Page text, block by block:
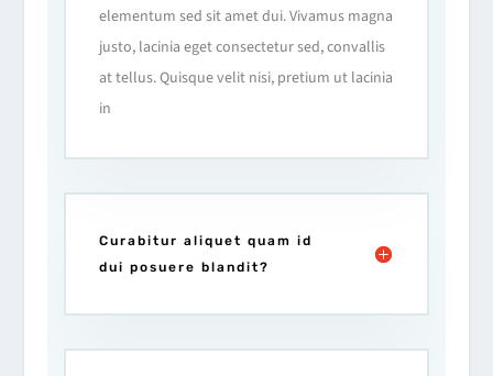
elementum sed sit amet dui. Vivamus magna
justo, lacinia eget consectetur sed, convallis
at tellus. Quisque velit nisi, pretium ut lacinia
in
Curabitur aliquet quam id
dui posuere blandit?